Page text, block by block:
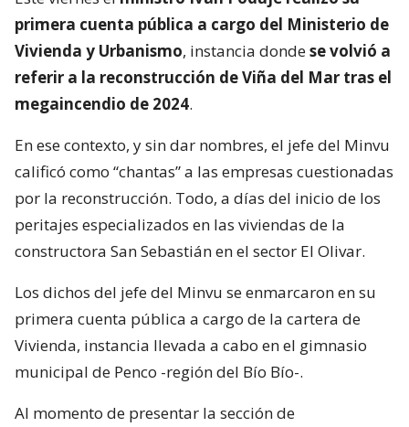
primera cuenta pública a cargo del Ministerio de
Vivienda y Urbanismo, instancia dondese volvió a
referir a la reconstrucción de Viña del Mar tras el
megaincendio de 2024.
En ese contexto, y sin dar nombres, el jefe del Minvu
calificó como “chantas” a las empresas cuestionadas
por la reconstrucción. Todo, a días del inicio de los
peritajes especializados en las viviendas de la
constructora San Sebastián en el sector El Olivar.
Los dichos del jefe del Minvu se enmarcaron en su
primera cuenta pública a cargo de la cartera de
Vivienda, instancia llevada a cabo en el gimnasio
municipal de Penco -región del Bío Bío-.
Al momento de presentar la sección de